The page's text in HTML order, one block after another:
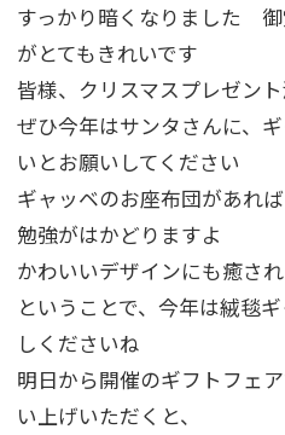
すっかり暗くなりました
がとてもきれいです
皆様、クリスマスプレゼン
ぜひ今年はサンタさんに、
いとお願いしてください
ギャッベのお座布団があれ
勉強がはかどりますよ
かわいいデザインにも癒さ
ということで、今年は絨毯
しくださいね
明日から開催のギフトフェ
い上げいただくと、